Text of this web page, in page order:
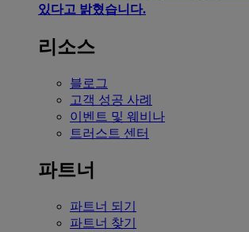
있다고 밝혔습니다.
리소스
블로그
고객 성공 사례
이벤트 및 웨비나
트러스트 센터
파트너
파트너 되기
파트너 찾기